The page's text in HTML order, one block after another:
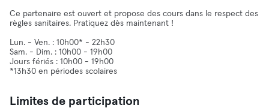
Ce partenaire est ouvert et propose des cours dans le respect des
règles sanitaires. Pratiquez dès maintenant !
Lun. - Ven. : 10h00* - 22h30
Sam. - Dim. : 10h00 - 19h00
Jours fériés : 10h00 - 19h00
*13h30 en périodes scolaires
Limites de participation